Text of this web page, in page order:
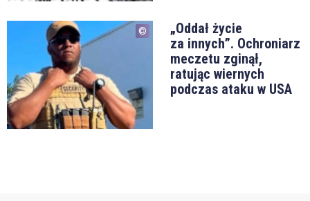
„Oddał życie
za innych”. Ochroniarz
meczetu zginął,
ratując wiernych
podczas ataku w USA